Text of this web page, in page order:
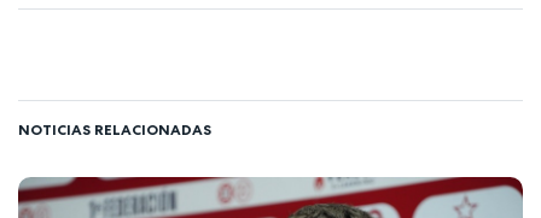
NOTICIAS RELACIONADAS